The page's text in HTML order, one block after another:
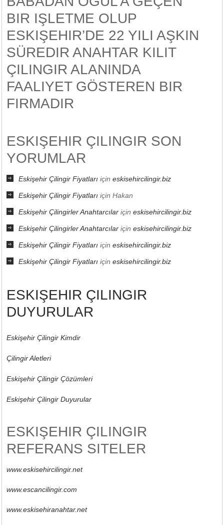
BIR IŞLETME OLUP
ESKIŞEHIR’DE 22 YILI AŞKIN
SÜREDIR ANAHTAR KILIT
ÇILINGIR ALANINDA
FAALIYET GÖSTEREN BIR
FIRMADIR
ESKIŞEHIR ÇILINGIR SON
YORUMLAR
Eskişehir Çilingir Fiyatları içineskisehircilingir.biz
Eskişehir Çilingir Fiyatları içinHakan
Eskişehir Çilingirler Anahtarcılar içineskisehircilingir.biz
Eskişehir Çilingirler Anahtarcılar içineskisehircilingir.biz
Eskişehir Çilingir Fiyatları içineskisehircilingir.biz
Eskişehir Çilingir Fiyatları içineskisehircilingir.biz
ESKIŞEHIR ÇILINGIR
DUYURULAR
Eskişehir Çilingir Kimdir
Çilingir Aletleri
Eskişehir Çilingir Çözümleri
Eskişehir Çilingir Duyurular
ESKIŞEHIR ÇILINGIR
REFERANS SITELER
www.eskisehircilingir.net
www.escancilingir.com
www.eskisehiranahtar.net